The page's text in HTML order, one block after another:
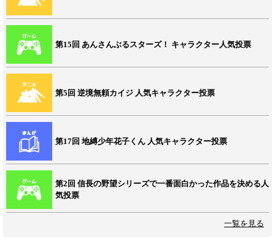
第15回 あんさんぶるスターズ！ キャラクター人気投票
第5回 逆境無頼カイジ 人気キャラクター投票
第17回 地縛少年花子くん 人気キャラクター投票
第2回 信長の野望シリーズで一番面白かった作品を決める人
気投票
一覧を見る